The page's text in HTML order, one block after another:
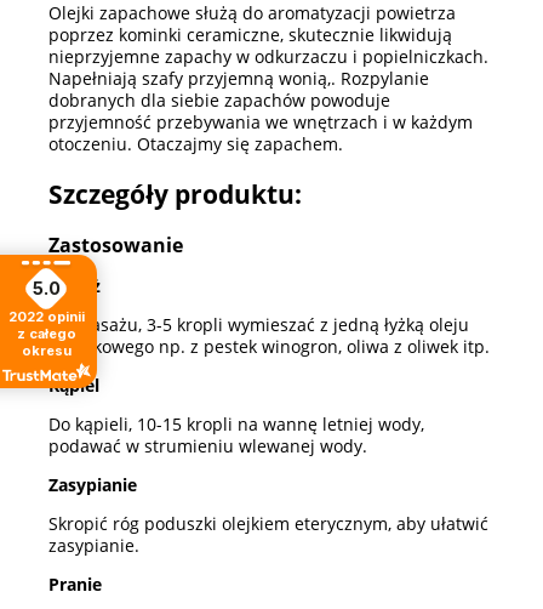
Olejki zapachowe służą do aromatyzacji powietrza
poprzez kominki ceramiczne, skutecznie likwidują
nieprzyjemne zapachy w odkurzaczu i popielniczkach.
Napełniają szafy przyjemną wonią,. Rozpylanie
dobranych dla siebie zapachów powoduje
przyjemność przebywania we wnętrzach i w każdym
otoczeniu. Otaczajmy się zapachem.
Szczegóły produktu:
Zastosowanie
Masaż
Do masażu, 3-5 kropli wymieszać z jedną łyżką oleju
nośnikowego np. z pestek winogron, oliwa z oliwek itp.
Kąpiel
Do kąpieli, 10-15 kropli na wannę letniej wody,
podawać w strumieniu wlewanej wody.
Zasypianie
Skropić róg poduszki olejkiem eterycznym, aby ułatwić
zasypianie.
Pranie
5.0
2022 opinii
z całego
okresu